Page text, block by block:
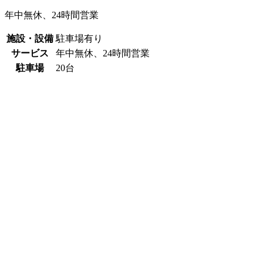
年中無休、24時間営業
施設・設備 駐車場有り
サービス
年中無休、24時間営業
駐車場
20台